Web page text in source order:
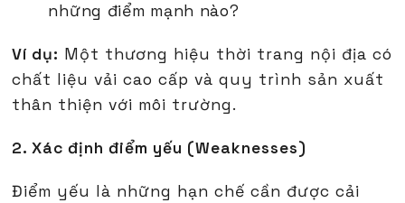
những điểm mạnh nào?
Ví dụ: Một thương hiệu thời trang nội địa có
chất liệu vải cao cấp và quy trình sản xuất
thân thiện với môi trường.
2. Xác định điểm yếu (Weaknesses)
Điểm yếu là những hạn chế cần được cải